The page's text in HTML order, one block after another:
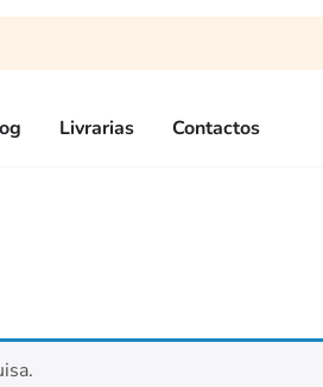
Livrarias Contactos